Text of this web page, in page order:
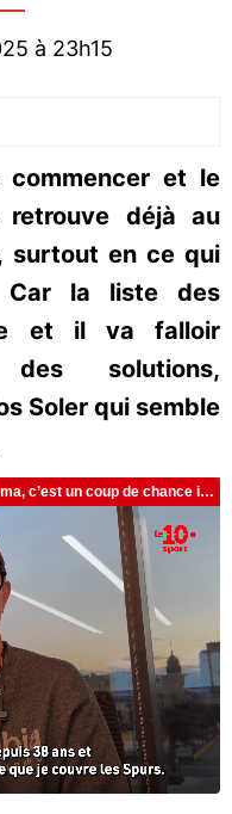
à 23h15
et le
retrouve déjà au
surtout en ce qui
Car la liste des
et il va falloir
solutions,
Soler qui semble